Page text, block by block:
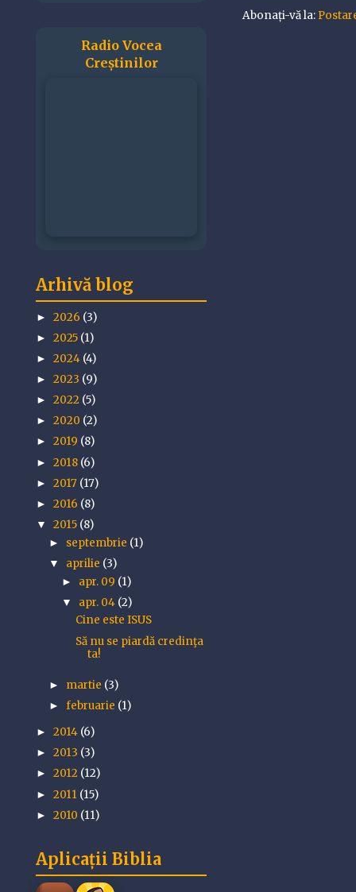
Abonați-vă la:
Radio Vocea
Creștinilor
Arhivă blog
► 2026 (3)
► 2025 (1)
► 2024 (4)
► 2023 (9)
► 2022 (5)
► 2020 (2)
► 2019 (8)
► 2018 (6)
► 2017 (17)
► 2016 (8)
▼ 2015 (8)
► septembrie (1)
▼ aprilie (3)
► apr. 09 (1)
▼ apr. 04 (2)
Cine este ISUS
Să nu se piardă credinţa
ta!
► martie (3)
►februarie (1)
► 2014 (6)
► 2013 (3)
► 2012 (12)
► 2011 (15)
► 2010 (11)
Aplicații Biblia